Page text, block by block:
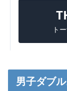
男子ダブ